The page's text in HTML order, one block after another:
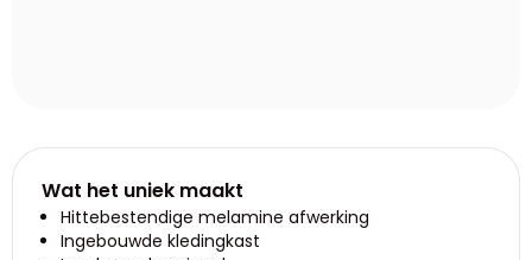
Wat het uniek maakt
Hittebestendige melamine afwerking
Ingebouwde kledingkast